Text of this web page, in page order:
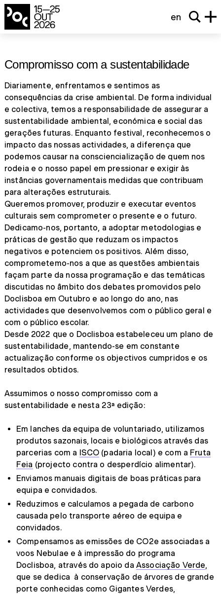
en
Compromisso com a sustentabilidade
Diariamente, enfrentamos e sentimos as
consequências da crise ambiental. De forma individual
e colectiva, temos a responsabilidade de assegurar a
sustentabilidade ambiental, económica e social das
gerações futuras. Enquanto festival, reconhecemos o
impacto das nossas actividades, a diferença que
podemos causar na consciencialização de quem nos
rodeia e o nosso papel em pressionar e exigir às
instâncias governamentais medidas que contribuam
para alterações estruturais.
Queremos promover, produzir e executar eventos
culturais sem comprometer o presente e o futuro.
Dedicamo-nos, portanto, a adoptar metodologias e
práticas de gestão que reduzam os impactos
negativos e potenciem os positivos. Além disso,
comprometemo-nos a que as questões ambientais
façam parte da nossa programação e das temáticas
discutidas no âmbito dos debates promovidos pelo
Doclisboa em Outubro e ao longo do ano, nas
actividades que desenvolvemos com o público geral e
com o público escolar.
Desde 2022 que o Doclisboa estabeleceu um plano de
sustentabilidade, mantendo-se em constante
actualização conforme os objectivos cumpridos e os
resultados obtidos.
Assumimos o nosso compromisso com a
sustentabilidade e nesta 23ª edição:
Em lanches da equipa de voluntariado, utilizamos
produtos sazonais, locais e biológicos através das
parcerias com a ISCO (padaria local) e com a Fruta
Feia (projecto contra o desperdício alimentar).
Enviamos manuais digitais de boas práticas para
equipa e convidados.
Reduzimos e calculamos a pegada de carbono
causada pelo transporte aéreo de equipa e
convidados.
Compensamos as emissões de CO2e associadas a
voos Nebulae e à impressão do programa
Doclisboa, através do apoio da Associação Verde,
que se dedica à conservação de árvores de grande
porte conhecidas como Gigantes Verdes,